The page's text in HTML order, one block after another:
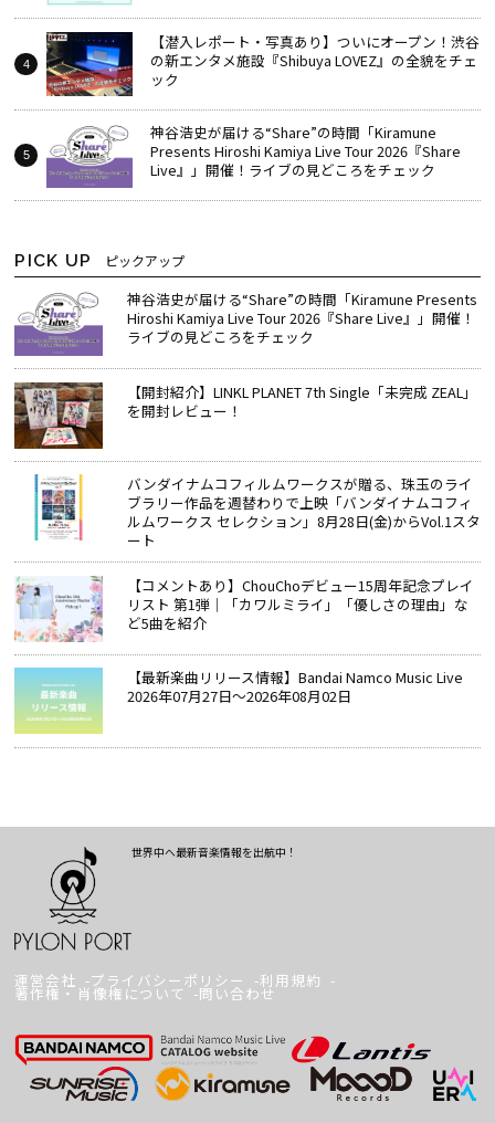
【潜入レポート・写真あり】ついにオープン！渋谷
の新エンタメ施設『Shibuya LOVEZ』の全貌をチェ
ック
神谷浩史が届ける“Share”の時間――「Kiramune
Presents Hiroshi Kamiya Live Tour 2026『Share
Live』」開催！ライブの見どころをチェック
PICK UP ピックアップ
神谷浩史が届ける“Share”の時間――「Kiramune Presents
Hiroshi Kamiya Live Tour 2026『Share Live』」開催！
ライブの見どころをチェック
【開封紹介】LINKL PLANET 7th Single「未完成 ZEAL」
を開封レビュー！
バンダイナムコフィルムワークスが贈る、珠玉のライ
ブラリー作品を週替わりで上映「バンダイナムコフィ
ルムワークス セレクション」8月28日(金)からVol.1スタ
ート
【コメントあり】ChouChoデビュー15周年記念プレイ
リスト 第1弾｜「カワルミライ」「優しさの理由」な
ど5曲を紹介
【最新楽曲リリース情報】Bandai Namco Music Live
2026年07月27日～2026年08月02日
世界中へ最新音楽情報を出航中！
運営会社 プライバシーポリシー 利用規約
著作権・肖像権について 問い合わせ